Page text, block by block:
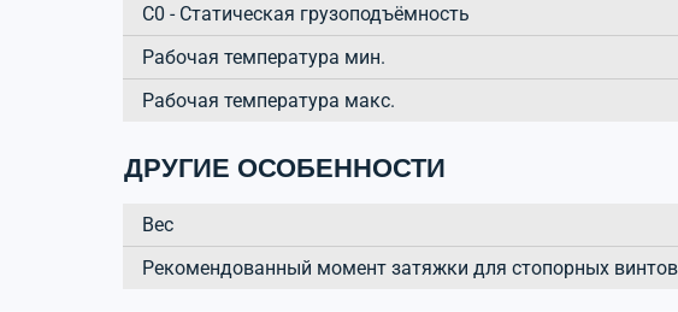
C0 - Статическая грузоподъёмность
Рабочая температура мин.
Рабочая температура макс.
ДРУГИЕ ОСОБЕННОСТИ
Вес
Рекомендованный момент затяжки для стопорных винтов